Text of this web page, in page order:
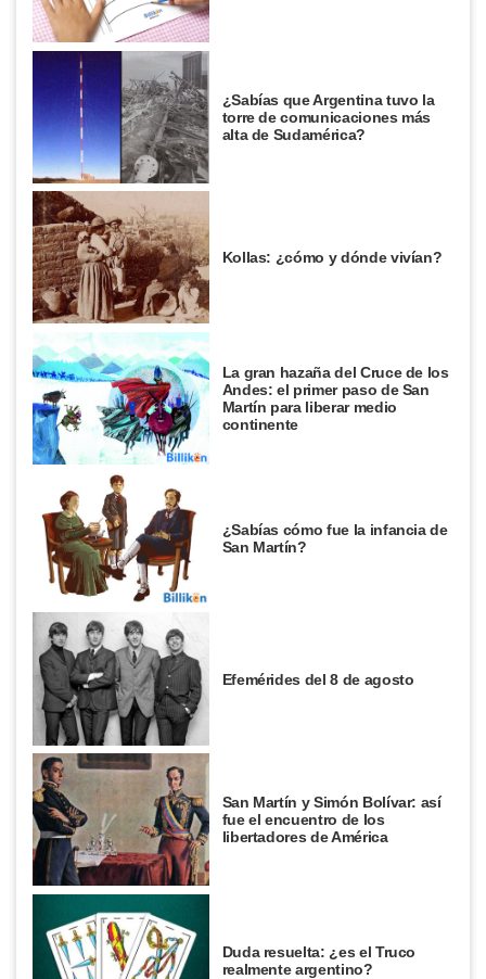
¿Sabías que Argentina tuvo la
torre de comunicaciones más
alta de Sudamérica?
Kollas: ¿cómo y dónde vivían?
La gran hazaña del Cruce de los
Andes: el primer paso de San
Martín para liberar medio
continente
¿Sabías cómo fue la infancia de
San Martín?
Efemérides del 8 de agosto
San Martín y Simón Bolívar: así
fue el encuentro de los
libertadores de América
Duda resuelta: ¿es el Truco
realmente argentino?